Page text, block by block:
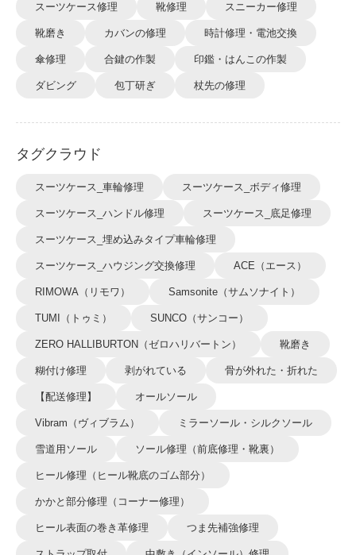
スーツケース修理 靴修理 スニーカー修理
靴磨き カバンの修理 時計修理・電池交換
傘修理 合鍵の作製 印鑑・はんこの作製
ダビング 包丁研ぎ 杖先の修理
タグクラウド
スーツケース_車輪修理 スーツケース_ボディ修理
スーツケース_ハンドル修理 スーツケース_底足修理
スーツケース_埋め込みタイプ車輪修理
スーツケース_ハウジング交換修理 ACE（エース）
RIMOWA（リモワ） Samsonite（サムソナイト）
TUMI（トゥミ） SUNCO（サンコー）
ZERO HALLIBURTON（ゼロハリバートン） 靴磨き
糊付け修理 剥がれている 骨が外れた・折れた
【配送修理】 オールソール
Vibram（ヴィブラム） ミラーソール・シルクソール
雪道用ソール ソール修理（前底修理・靴裏）
ヒール修理（ヒール靴底のゴム部分）
かかと部分修理（コーナー修理）
ヒール表面の巻き革修理 つま先補強修理